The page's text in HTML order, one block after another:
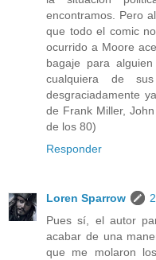
encontramos. Pero
que todo el comic
ocurrido a Moore
bagaje para
cualquiera de
desgraciadamente
de Frank Miller,
de los 80)
Responder
Loren Sparrow
Pues sí, el autor
acabar de una
que me molaron